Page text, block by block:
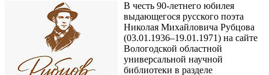
В честь 90-летнего юбилея
выдающегося русского поэта
Николая Михайловича Рубцова
(03.01.1936–19.01.1971) на сайте
Вологодской областной
универсальной научной
библиотеки в разделе